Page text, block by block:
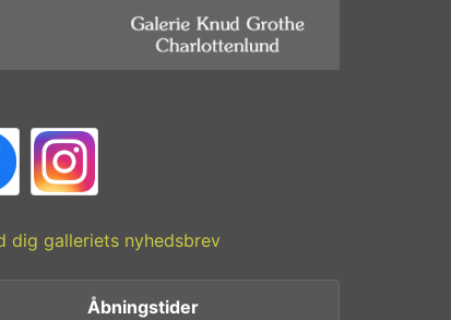
dig galleriets nyhedsbrev
Åbningstider